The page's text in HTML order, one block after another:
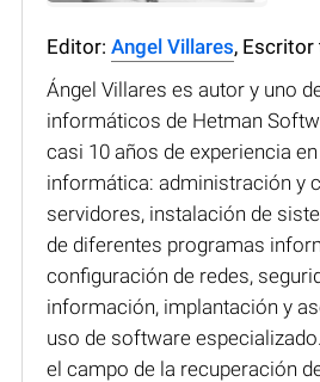
Editor: Angel Villares,
Ángel Villares es autor y uno
informáticos de Hetman
casi 10 años de experiencia
informática: administración y
servidores, instalación de
de diferentes programas
configuración de redes,
información, implantación y
uso de software
el campo de la recuperación